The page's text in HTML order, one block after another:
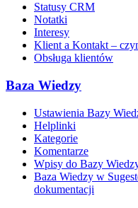
Statusy CRM
Notatki
Interesy
Klient a Kontakt –
Obsługa klientów
Baza Wiedzy
Ustawienia Bazy
Helplinki
Kategorie
Komentarze
Wpisy do Bazy
Baza Wiedzy w
dokumentacji